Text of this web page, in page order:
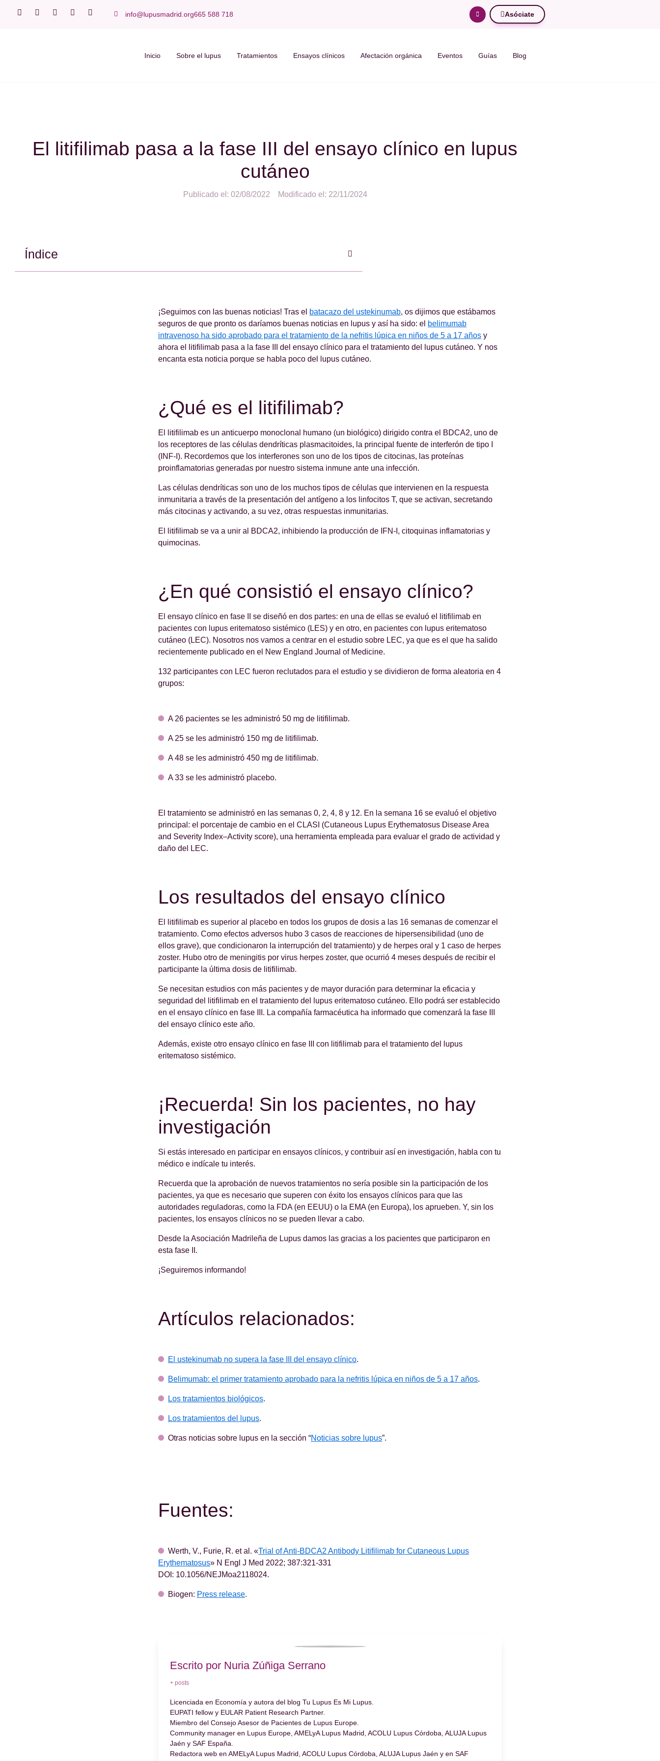
info@lupusmadrid.org665 588 718 Asóciate
Inicio Sobre el lupus Tratamientos Ensayos clínicos Afectación orgánica Eventos Guías Blog
El litifilimab pasa a la fase III del ensayo clínico en lupus
cutáneo
Publicado el: 02/08/2022 Modificado el: 22/11/2024
Índice
¡Seguimos con las buenas noticias! Tras el batacazo del ustekinumab, os dijimos que estábamos
seguros de que pronto os daríamos buenas noticias en lupus y así ha sido: el belimumab
intravenoso ha sido aprobado para el tratamiento de la nefritis lúpica en niños de 5 a 17 años y
ahora el litifilimab pasa a la fase III del ensayo clínico para el tratamiento del lupus cutáneo. Y nos
encanta esta noticia porque se habla poco del lupus cutáneo.
¿Qué es el litifilimab?
El litifilimab es un anticuerpo monoclonal humano (un biológico) dirigido contra el BDCA2, uno de
los receptores de las células dendríticas plasmacitoides, la principal fuente de interferón de tipo I
(INF-I). Recordemos que los interferones son uno de los tipos de citocinas, las proteínas
proinflamatorias generadas por nuestro sistema inmune ante una infección.
Las células dendríticas son uno de los muchos tipos de células que intervienen en la respuesta
inmunitaria a través de la presentación del antígeno a los linfocitos T, que se activan, secretando
más citocinas y activando, a su vez, otras respuestas inmunitarias.
El litifilimab se va a unir al BDCA2, inhibiendo la producción de IFN-I, citoquinas inflamatorias y
quimocinas.
¿En qué consistió el ensayo clínico?
El ensayo clínico en fase II se diseñó en dos partes: en una de ellas se evaluó el litifilimab en
pacientes con lupus eritematoso sistémico (LES) y en otro, en pacientes con lupus eritematoso
cutáneo (LEC). Nosotros nos vamos a centrar en el estudio sobre LEC, ya que es el que ha salido
recientemente publicado en el New England Journal of Medicine.
132 participantes con LEC fueron reclutados para el estudio y se dividieron de forma aleatoria en 4
grupos:
A 26 pacientes se les administró 50 mg de litifilimab.
A 25 se les administró 150 mg de litifilimab.
A 48 se les administró 450 mg de litifilimab.
A 33 se les administró placebo.
El tratamiento se administró en las semanas 0, 2, 4, 8 y 12. En la semana 16 se evaluó el objetivo
principal: el porcentaje de cambio en el CLASI (Cutaneous Lupus Erythematosus Disease Area
and Severity Index–Activity score), una herramienta empleada para evaluar el grado de actividad y
daño del LEC.
Los resultados del ensayo clínico
El litifilimab es superior al placebo en todos los grupos de dosis a las 16 semanas de comenzar el
tratamiento. Como efectos adversos hubo 3 casos de reacciones de hipersensibilidad (uno de
ellos grave), que condicionaron la interrupción del tratamiento) y de herpes oral y 1 caso de herpes
zoster. Hubo otro de meningitis por virus herpes zoster, que ocurrió 4 meses después de recibir el
participante la última dosis de litifilimab.
Se necesitan estudios con más pacientes y de mayor duración para determinar la eficacia y
seguridad del litifilimab en el tratamiento del lupus eritematoso cutáneo. Ello podrá ser establecido
en el ensayo clínico en fase III. La compañía farmacéutica ha informado que comenzará la fase III
del ensayo clínico este año.
Además, existe otro ensayo clínico en fase III con litifilimab para el tratamiento del lupus
eritematoso sistémico.
¡Recuerda! Sin los pacientes, no hay
investigación
Si estás interesado en participar en ensayos clínicos, y contribuir así en investigación, habla con tu
médico e indícale tu interés.
Recuerda que la aprobación de nuevos tratamientos no sería posible sin la participación de los
pacientes, ya que es necesario que superen con éxito los ensayos clínicos para que las
autoridades reguladoras, como la FDA (en EEUU) o la EMA (en Europa), los aprueben. Y, sin los
pacientes, los ensayos clínicos no se pueden llevar a cabo.
Desde la Asociación Madrileña de Lupus damos las gracias a los pacientes que participaron en
esta fase II.
¡Seguiremos informando!
Artículos relacionados:
El ustekinumab no supera la fase III del ensayo clínico.
Belimumab: el primer tratamiento aprobado para la nefritis lúpica en niños de 5 a 17 años.
Los tratamientos biológicos.
Los tratamientos del lupus.
Otras noticias sobre lupus en la sección “Noticias sobre lupus”.
Fuentes:
Werth, V., Furie, R. et al. «Trial of Anti-BDCA2 Antibody Litifilimab for Cutaneous Lupus
Erythematosus» N Engl J Med 2022; 387:321-331
DOI: 10.1056/NEJMoa2118024.
Biogen: Press release.
Escrito por Nuria Zúñiga Serrano
+ posts
Licenciada en Economía y autora del blog Tu Lupus Es Mi Lupus.
EUPATI fellow y EULAR Patient Research Partner.
Miembro del Consejo Asesor de Pacientes de Lupus Europe.
Community manager en Lupus Europe, AMELyA Lupus Madrid, ACOLU Lupus Córdoba, ALUJA Lupus
Jaén y SAF España.
Redactora web en AMELyA Lupus Madrid, ACOLU Lupus Córdoba, ALUJA Lupus Jaén y en SAF